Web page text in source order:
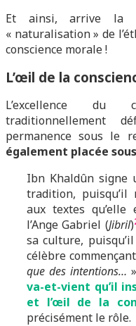
Et ainsi, arrive la
« naturalisation » de
conscience morale !
L’œil de la
L’excellence du
traditionnellement
permanence sous le
également placée
Ibn Khaldûn signe
tradition,
aux textes
l’Ange Gabriel (Jibril)
sa culture,
célèbre
que des intentions… »
va-et-vient qu’il
et l’œil de la
précisément le rôle.